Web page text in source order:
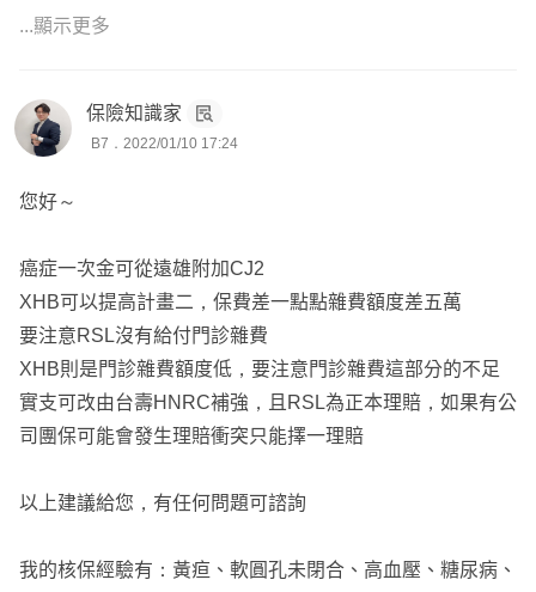
『買對不買貴』
歡迎諮詢討論更多更詳細且專屬於您的保障
點擊頭像，找出最合適、CP值最高的建議哦～
...顯示更多
保險知識家
B7．2022/01/10 17:24
您好～
癌症一次金可從遠雄附加CJ2
XHB可以提高計畫二，保費差一點點雜費額度差五萬
要注意RSL沒有給付門診雜費
XHB則是門診雜費額度低，要注意門診雜費這部分的不足
實支可改由台壽HNRC補強，且RSL為正本理賠，如果有公
司團保可能會發生理賠衝突只能擇一理賠
以上建議給您，有任何問題可諮詢
我的核保經驗有：黃疸、軟圓孔未閉合、高血壓、糖尿病、